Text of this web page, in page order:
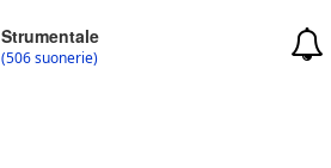
Strumentale
(506 suonerie)